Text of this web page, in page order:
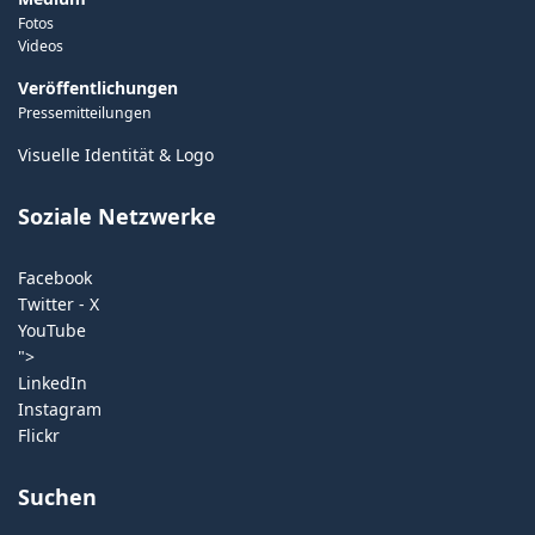
Fotos
Videos
Veröffentlichungen
Pressemitteilungen
Visuelle Identität & Logo
Soziale Netzwerke
Facebook
Twitter - X
YouTube
">
LinkedIn
Instagram
Flickr
Suchen